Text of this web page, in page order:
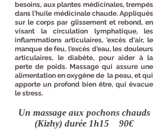
besoins, aux plantes médicinales, trempés
dans l'huile médicinale chaude. Appliqués
sur le corps par glissement et rebond, en
visant la circulation lymphatique, les
inflammations articulaires, 'excès d'air, le
manque de feu, l'excès d'eau, les douleurs
articulaires, le diabète, pour aider à la
perte de poids. Massage qui assure une
alimentation en oxygène de la peau, et qui
apporte un profond bien être, qui évacue
le stress.
Un massage aux pochons chauds
(Kizhy) durée 1h15 90€